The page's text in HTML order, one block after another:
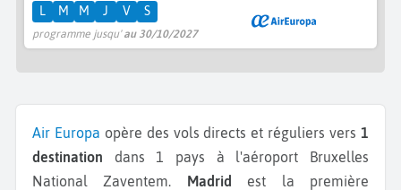
programme jusqu'au 30/10/2027
L M M J V S
Air Europa opère des vols directs et réguliers vers1
destination dans 1 pays à l'aéroport Bruxelles
National Zaventem. Madrid est la première